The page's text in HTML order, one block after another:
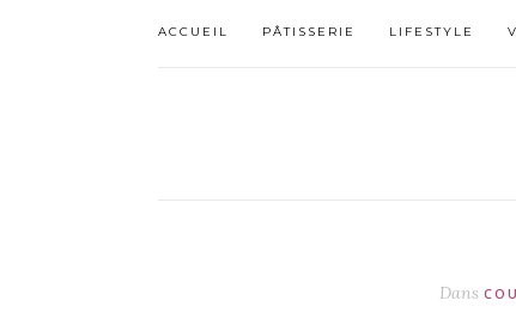
ACCUEIL PÂTISSERIE LIFESTYLE
Dans